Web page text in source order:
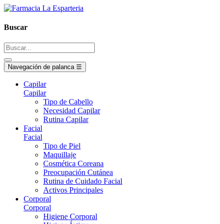
Buscar
Navegación de palanca ☰
Capilar
Capilar
Tipo de Cabello
Necesidad Capilar
Rutina Capilar
Facial
Facial
Tipo de Piel
Maquillaje
Cosmética Coreana
Preocupación Cutánea
Rutina de Cuidado Facial
Activos Principales
Corporal
Corporal
Higiene Corporal